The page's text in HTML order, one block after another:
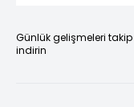
Günlük gelişmeleri
indirin